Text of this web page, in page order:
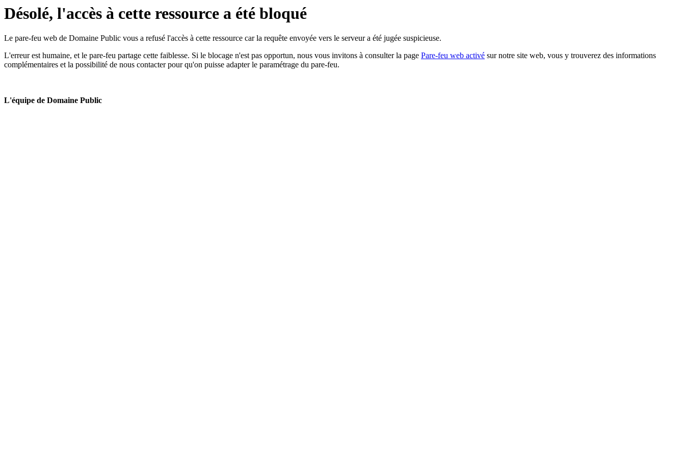
Désolé, l'accès à cette ressource a été bloqué
Le pare-feu web de Domaine Public vous a refusé l'accès à cette ressource car la requête envoyée vers le serveur a été jugée suspicieuse.
L'erreur est humaine, et le pare-feu partage cette faiblesse. Si le blocage n'est pas opportun, nous vous invitons à consulter la page Pare-feu web activé sur notre site web, vous y trouverez des informations
complémentaires et la possibilité de nous contacter pour qu'on puisse adapter le paramétrage du pare-feu.
L'équipe de Domaine Public